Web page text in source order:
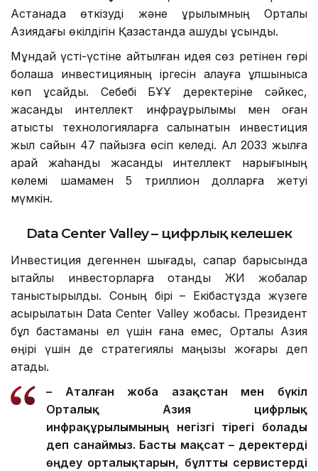
Астанада өткізуді және құрылымның Орталық
Азиядағы өкілдігін Қазақстанда ашуды ұсынды.
Мұндай үсті-үстіне айтылған идея сөз ретінен гөрі
болашақ инвестицияның іргесін қалауға құлшынысқа
көп ұқсайды. Себебі БҰҰ деректеріне сәйкес,
жасанды интеллект инфрақұрылымы мен оған
қатысты технологияларға салынатын инвестиция
жыл сайын 47 пайызға өсіп келеді. Ал 2033 жылға
қарай жаһандық жасанды интеллект нарығының
көлемі шамамен 5 триллион долларға жетуі
мүмкін.
Data Center Valley – цифрлық келешек
Инвестиция дегеннен шығады, сапар барысында
қытайлық инвесторларға отандық ЖИ жобалар
таныстырылды. Соның бірі – Екібастұзда жүзеге
асырылатын Data Center Valley жобасы. Президент
бұл бастаманы ел үшін ғана емес, Орталық Азия
өңірі үшін де стратегиялық маңызы жоғары деп
атады.
– Аталған жоба Қазақстан мен бүкіл
Орталық Азия цифрлық
инфрақұрылымының негізгі тірегі болады
деп санаймыз. Басты мақсат – деректерді
өңдеу орталықтарын, бұлтты сервистерді